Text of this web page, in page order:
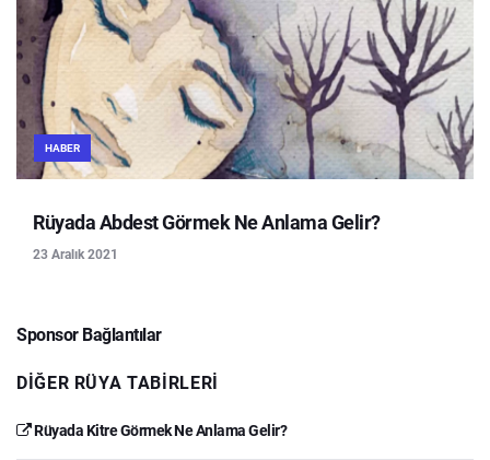
HABER
Rüyada Abdest Görmek Ne Anlama Gelir?
23 Aralık 2021
Sponsor Bağlantılar
DIĞER RÜYA TABIRLERI
Rüyada Kitre Görmek Ne Anlama Gelir?